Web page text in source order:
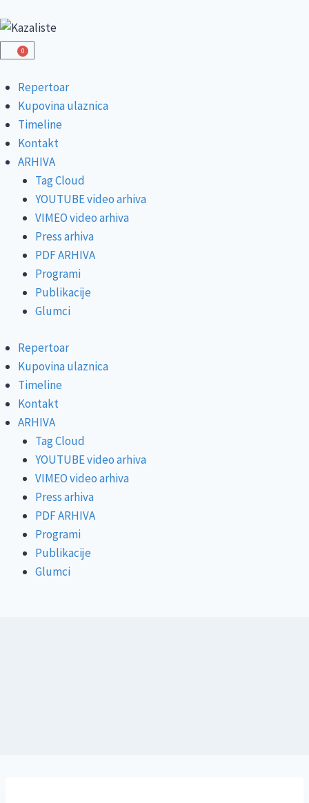
0
Repertoar
Kupovina ulaznica
Timeline
Kontakt
ARHIVA
Tag Cloud
YOUTUBE video arhiva
VIMEO video arhiva
Press arhiva
PDF ARHIVA
Programi
Publikacije
Glumci
Repertoar
Kupovina ulaznica
Timeline
Kontakt
ARHIVA
Tag Cloud
YOUTUBE video arhiva
VIMEO video arhiva
Press arhiva
PDF ARHIVA
Programi
Publikacije
Glumci